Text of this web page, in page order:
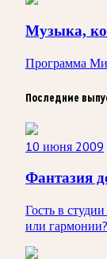
Музыка,
Программа
Последние
10 июня 2009
Фантазия
Гость в
или